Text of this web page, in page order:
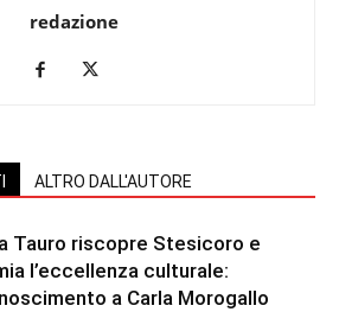
redazione
ALTRO DALL'AUTORE
Tauro riscopre Stesicoro e
l’eccellenza culturale:
a Carla Morogallo